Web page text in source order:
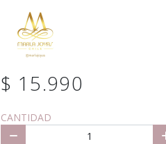
$ 15.990
CANTIDAD